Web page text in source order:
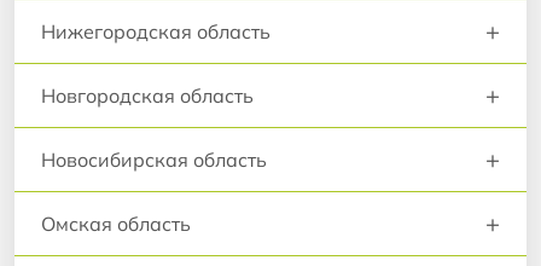
Нижегородская область +
Новгородская область +
Новосибирская область +
Омская область +